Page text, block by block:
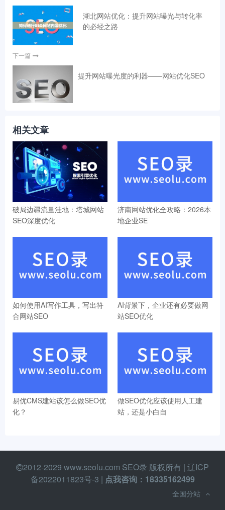
湖北网站优化：提升网站曝光与转化率
的必经之路
下一篇
提升网站曝光度的利器——网站优化SEO
相关文章
破局边疆流量洼地：塔城网站
SEO深度优化
济南网站优化全攻略：2026本
地企业SE
如何使用AI写作工具，写出符
合网站SEO
AI背景下，企业还有必要做网
站SEO优化
易优CMS建站该怎么做SEO优
化？
做SEO优化应该使用人工建
站，还是小白自
2012-2029 www.seolu.com SEO录 版权所有 | 辽ICP
备2022011823号-3 | 点我咨询：18335162499
全国分站